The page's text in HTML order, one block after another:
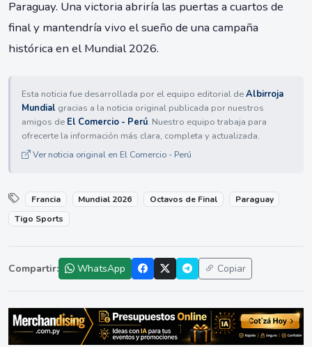
Paraguay. Una victoria abriría las puertas a cuartos de
final y mantendría vivo el sueño de una campaña
histórica en el Mundial 2026.
Esta noticia fue desarrollada por el equipo editorial deAlbirroja
Mundial gracias a la noticia original publicada por nuestros
amigos de El Comercio - Perú. Nuestro equipo trabaja para
ofrecerte la información más clara, completa y actualizada.
Ver noticia original en El Comercio - Perú
Francia Mundial 2026 Octavos de Final
Paraguay
Tigo Sports
Compartir: WhatsApp Copiar